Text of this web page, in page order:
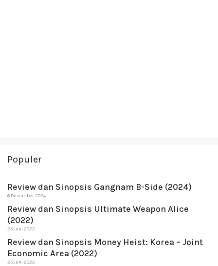
Populer
Review dan Sinopsis Gangnam B-Side (2024)
6 Desember 2024
Review dan Sinopsis Ultimate Weapon Alice
(2022)
25 Juni 2022
Review dan Sinopsis Money Heist: Korea – Joint
Economic Area (2022)
25 Juni 2022